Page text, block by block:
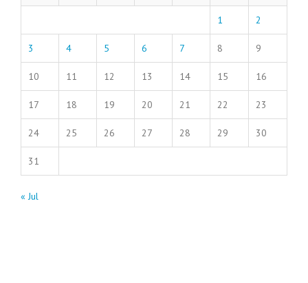
1 2
3 4 5 6 7 8 9
10 11 12 13 14 15 16
17 18 19 20 21 22 23
24 25 26 27 28 29 30
31
« Jul